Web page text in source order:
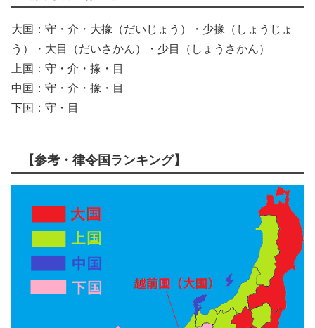
大国：守・介・大掾（だいじょう）・少掾（しょうじょ
う）・大目（だいさかん）・少目（しょうさかん）
上国：守・介・掾・目
中国：守・介・掾・目
下国：守・目
【参考・律令国ランキング】